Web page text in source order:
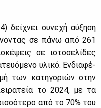
δεί­χνει συ­νε­χή αύ­ξη­ση
σε πά­νω από 261
σε ιστο­σε­λί­δες
υλι­κό. Εν­δια­φέ­
των κα­τη­γο­ριών στην
το 2024, με τα
από το 70% του